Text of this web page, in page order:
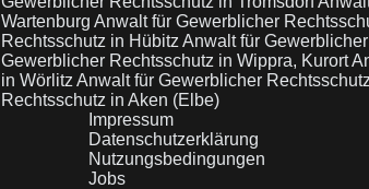
Wartenburg Anwalt für Gewerblicher
Rechtsschutz in Hübitz Anwalt für
Gewerblicher Rechtsschutz in Wippra, Kurort
in Wörlitz Anwalt für Gewerblicher
Rechtsschutz in Aken (Elbe)
Impressum
Datenschutzerklärung
Nutzungsbedingungen
Jobs